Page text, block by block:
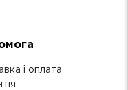
і оплата